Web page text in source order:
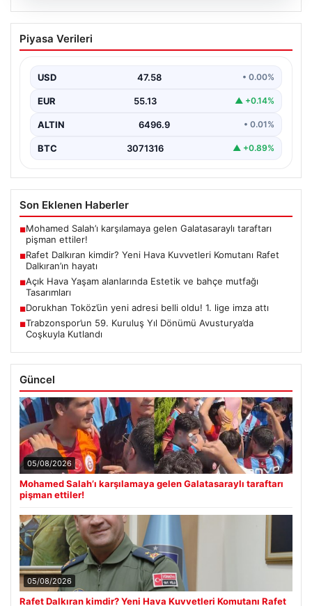
Rafet Dalkıran kimdir? Yeni Hava
Kuvvetleri Komutanı Rafet Dalkıran’ın
Piyasa Verileri
USD 47.58 • 0.00%
EUR 55.13 ▲ +0.14%
ALTIN 6496.9 • 0.01%
BTC 3071316 ▲ +0.89%
Son Eklenen Haberler
■Mohamed Salah’ı karşılamaya gelen Galatasaraylı taraftarı
pişman ettiler!
■Rafet Dalkıran kimdir? Yeni Hava Kuvvetleri Komutanı Rafet
Dalkıran’ın hayatı
■Açık Hava Yaşam alanlarında Estetik ve bahçe mutfağı
Tasarımları
■Dorukhan Toköz’ün yeni adresi belli oldu! 1. lige imza attı
■Trabzonspor’un 59. Kuruluş Yıl Dönümü Avusturya’da
Coşkuyla Kutlandı
Güncel
05/08/2026
Mohamed Salah’ı karşılamaya gelen Galatasaraylı taraftarı
pişman ettiler!
05/08/2026
Rafet Dalkıran kimdir? Yeni Hava Kuvvetleri Komutanı Rafet